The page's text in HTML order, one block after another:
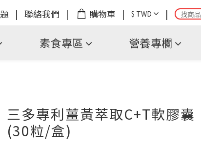
素食專區 營養專欄
| 聯絡我們 | 購物車 | $ TWD |
三多專利薑黃萃取C+T軟膠囊
(30粒/盒)